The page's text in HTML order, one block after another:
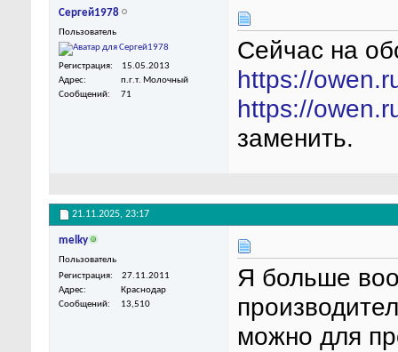
Сергей1978
Пользователь
Регистрация
15.05.2013
Адрес
п.г.т. Молочный
Сообщений
71
Сейчас на
https://
https://
заменить.
21.11.2025, 23:17
melky
Пользователь
Регистрация
27.11.2011
Адрес
Краснодар
Сообщений
13,510
Я больше
можно для